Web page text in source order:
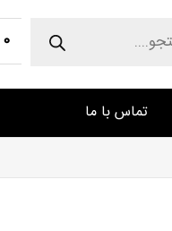
0
تماس با ما